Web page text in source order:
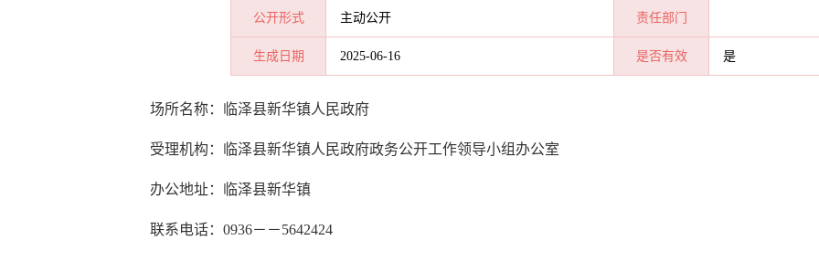
公开形式 主动公开 责任部门
生成日期 2025-06-16 是否有效 是
场所名称：临泽县新华镇人民政府
受理机构： 临泽县新华镇人民政府政务公开工作领导小组办公室
办公地址：临泽县新华镇
联系电话：0936－－5642424